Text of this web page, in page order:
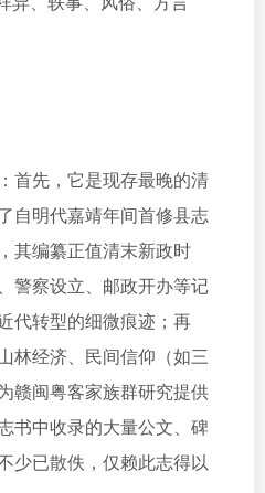
首先，它是现存最晚的清
自明代嘉靖年间首修县志
其编纂正值清末新政时
警察设立、邮政开办等记
代转型的细微痕迹；再
林经济、民间信仰（如三
赣闽粤客家族群研究提供
书中收录的大量公文、碑
少已散佚，仅赖此志得以